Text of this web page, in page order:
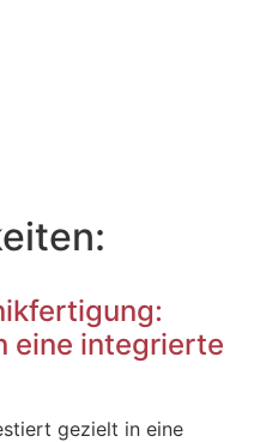
eine integrierte
gezielt in eine